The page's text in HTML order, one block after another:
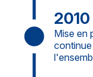
2010
Mise en